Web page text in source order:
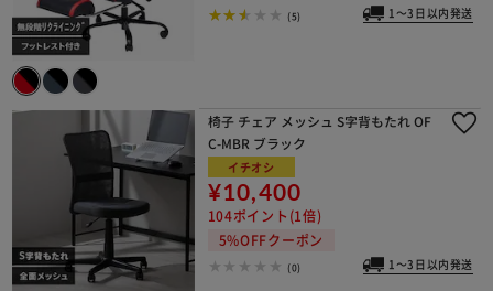
(5) 1～3日以内発送
椅子 チェア メッシュ S字背もたれ OF
C-MBR ブラック
イチオシ
¥10,400
104ポイント(1倍)
5%OFFクーポン
(0) 1～3日以内発送